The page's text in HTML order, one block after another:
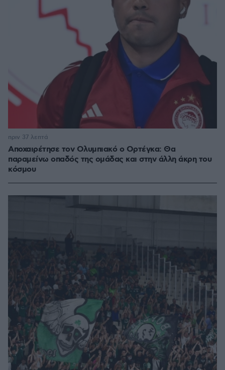
Αποχαιρέτησε τον Ολυμπιακό ο Ορτέγκα: Θα
παραμείνω οπαδός της ομάδας και στην άλλη άκρη του
κόσμου
πριν 37 λεπτά